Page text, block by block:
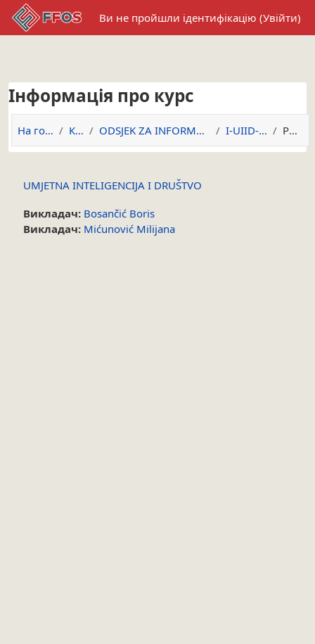
Перейти до головного вмісту
Ви не пройшли ідентифікацію (Увійти)
Інформація про курс
На головну Курси ODSJEK ZA INFORMACIJSKE ZNANOSTI I-UIID-2025/26 Резюме
UMJETNA INTELIGENCIJA I DRUŠTVO
Викладач: Bosančić Boris
Викладач: Mićunović Milijana